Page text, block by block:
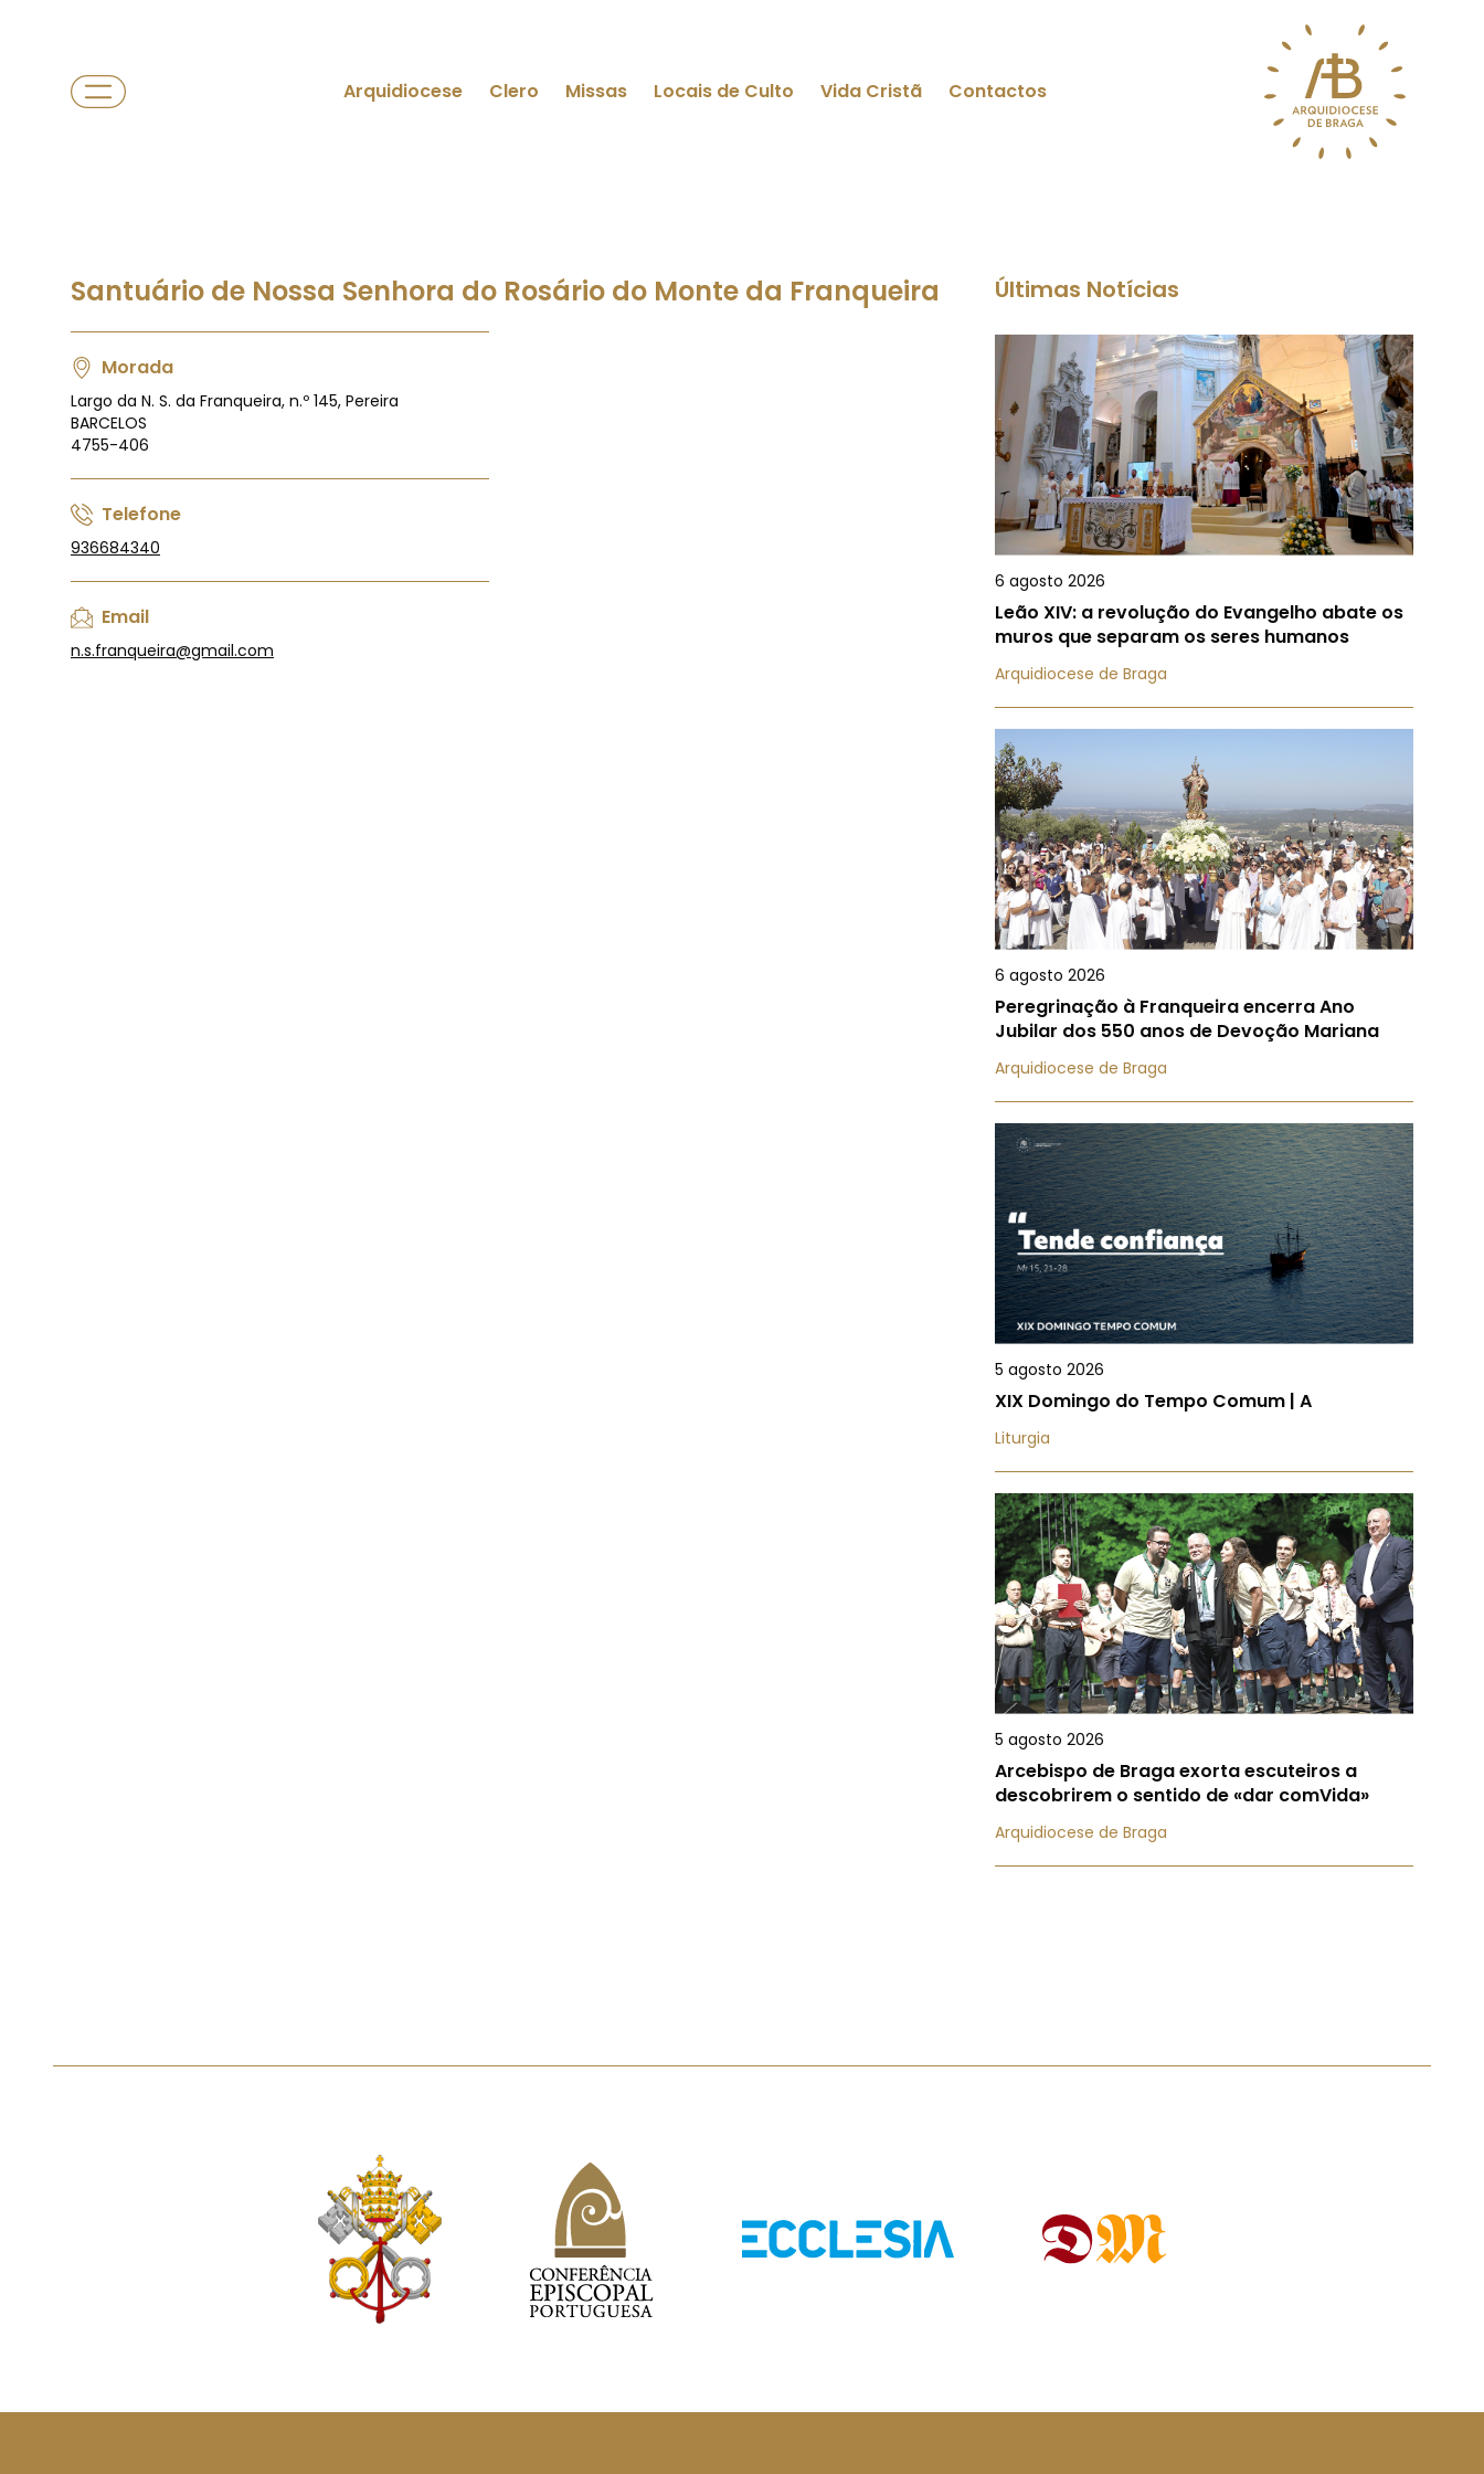
Arquidiocese Clero Missas Locais de Culto Vida Cristã Contactos
Santuário de Nossa Senhora do Rosário do Monte da Franqueira
Morada
Largo da N. S. da Franqueira, n.º 145, Pereira
BARCELOS
4755-406
Telefone
936684340
Email
n.s.franqueira@gmail.com
Últimas Notícias
6 agosto 2026
Leão XIV: a revolução do Evangelho abate os
muros que separam os seres humanos
Arquidiocese de Braga
6 agosto 2026
Peregrinação à Franqueira encerra Ano
Jubilar dos 550 anos de Devoção Mariana
Arquidiocese de Braga
5 agosto 2026
XIX Domingo do Tempo Comum | A
Liturgia
5 agosto 2026
Arcebispo de Braga exorta escuteiros a
descobrirem o sentido de «dar comVida»
Arquidiocese de Braga